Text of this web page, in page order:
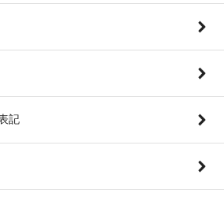
記